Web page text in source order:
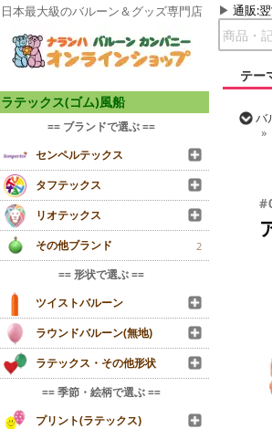
日本最大級のバルーン＆グッズ専門店 通販:
テー
ラテックス(ゴム)風船
== ブランドで選ぶ ==
センペルテックス
タフテックス
リオテックス
その他ブランド
2
== 形状で選ぶ ==
ツイストバルーン
ラウンドバルーン(無地)
ラテックス・その他形状
== 季節・絵柄で選ぶ ==
プリント(ラテックス)
バ